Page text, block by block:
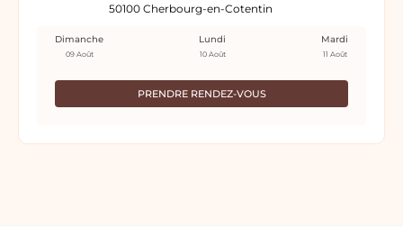
50100 Cherbourg-en-Cotentin
PRENDRE RENDEZ-VOUS
Dimanche
09 Août
Lundi
10 Août
Mardi
11 Août